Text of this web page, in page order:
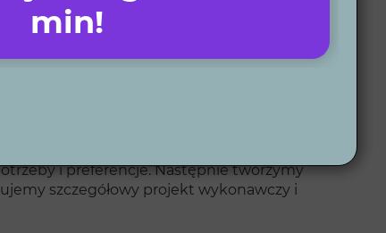
Ciebie.
i preferencje. Następnie tworzymy
szczegółowy projekt wykonawczy i
min!